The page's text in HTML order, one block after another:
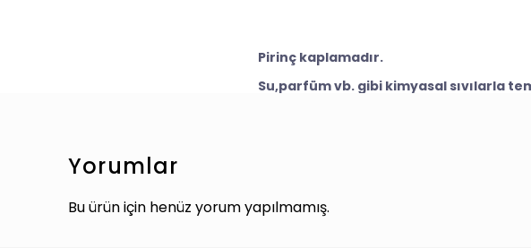
Pirinç kaplamadır.
Su,parfüm vb. gibi kimyasal sıvılarla
Yorumlar
Bu ürün için henüz yorum yapılmamış.